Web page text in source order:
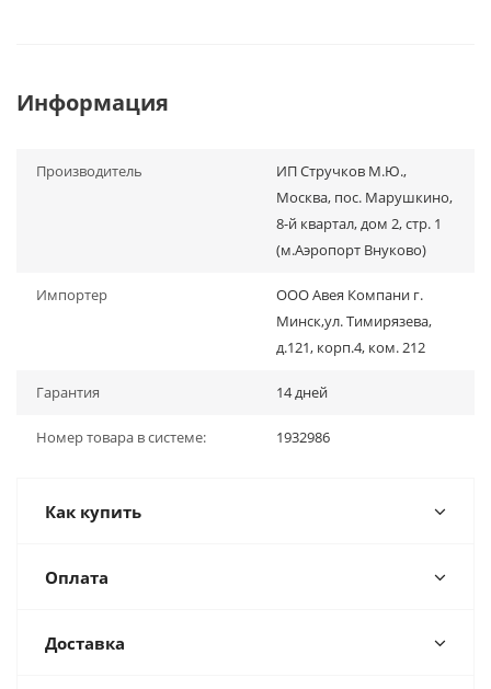
Информация
Производитель
ИП Стручков М.Ю.,
Москва, пос. Марушкино,
8-й квартал, дом 2, стр. 1
(м.Аэропорт Внуково)
Импортер
ООО Авея Компани г.
Минск,ул. Тимирязева,
д.121, корп.4, ком. 212
Гарантия 14 дней
Номер товара в системе: 1932986
Как купить
Оплата
Доставка